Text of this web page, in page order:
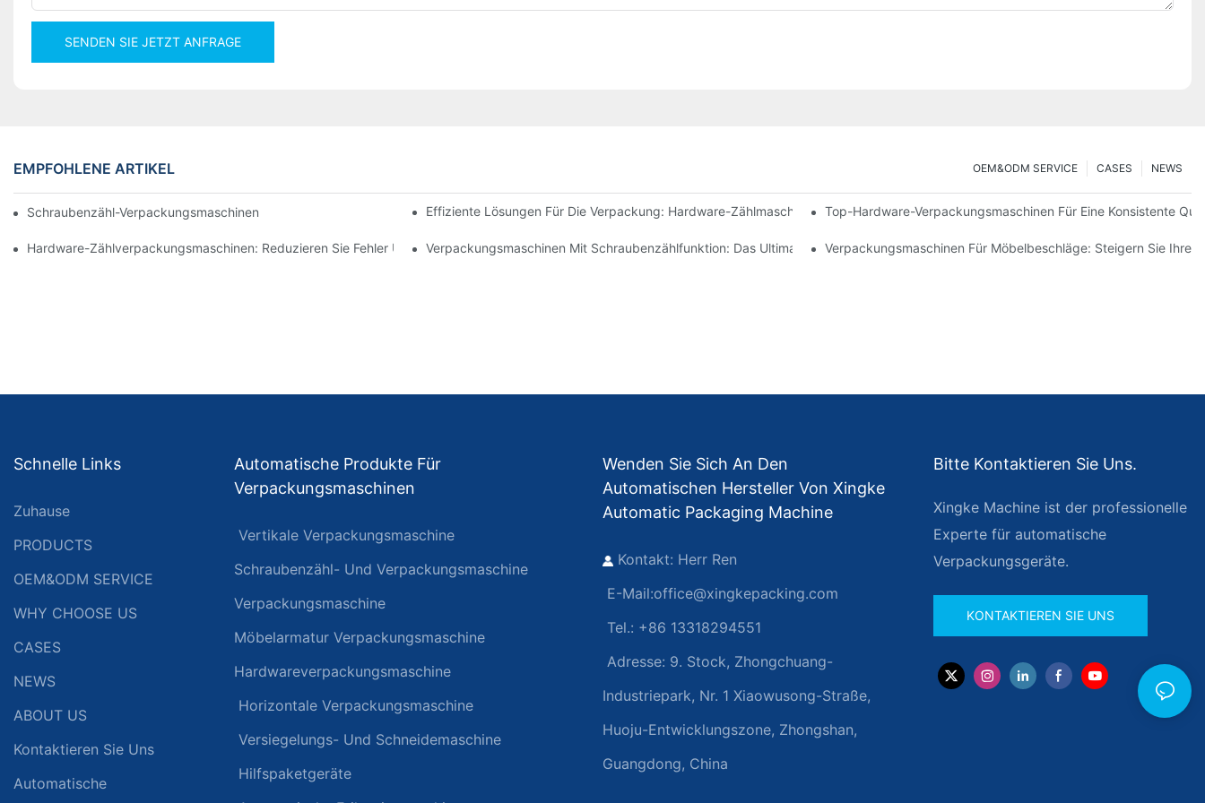
SENDEN SIE JETZT ANFRAGE
EMPFOHLENE ARTIKEL NEWS
CASES
OEM&ODM SERVICE
Schraubenzähl-Verpackungsmaschinen Für Zuverlässige Und Schnelle ErgebnisseEffiziente Lösungen Für Die Verpackung: Hardware-Zählmaschinen Top-Hardware-Verpackungsmaschinen Für Eine Konsistente
Hardware-Zählverpackungsmaschinen: Reduzieren Sie Fehler Und Steigern Sie Die LeistungVerpackungsmaschinen Mit Schraubenzählfunktion: Das Ultimative Werkzeug Für Effizientes Verpacken
Verpackungsmaschinen Für Möbelbeschläge: Steigern Sie Ihre
Schnelle Links
Zuhause
PRODUCTS
OEM&ODM SERVICE
WHY CHOOSE US
CASES
NEWS
ABOUT US
Kontaktieren Sie Uns
Automatische
Automatische Produkte Für
Verpackungsmaschinen
Vertikale Verpackungsmaschine
Schraubenzähl- Und Verpackungsmaschine
Verpackungsmaschine
Möbelarmatur Verpackungsmaschine
Hardwareverpackungsmaschine
Horizontale Verpackungsmaschine
Versiegelungs- Und Schneidemaschine
Hilfspaketgeräte
Wenden Sie Sich An Den
Automatischen Hersteller Von Xingke
Automatic Packaging Machine
Kontakt: Herr Ren
E-Mail:office@xingkepacking.com
Tel.: +86 13318294551
Adresse: 9. Stock, Zhongchuang-
Industriepark, Nr. 1 Xiaowusong-Straße,
Huoju-Entwicklungszone, Zhongshan,
Guangdong, China
Bitte Kontaktieren Sie Uns.
Xingke Machine ist der professionelle
Experte für automatische
Verpackungsgeräte.
KONTAKTIEREN SIE UNS